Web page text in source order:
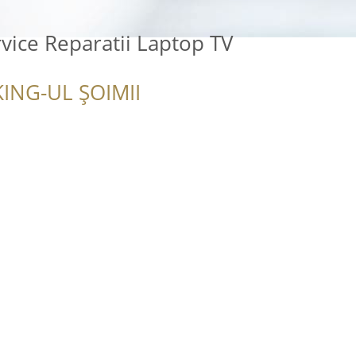
Reparatii Laptop TV
UL ȘOIMII